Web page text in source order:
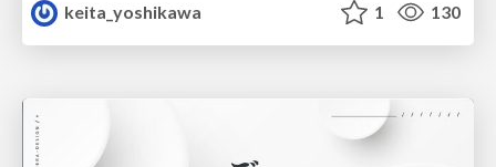
keita_yoshikawa
1 130